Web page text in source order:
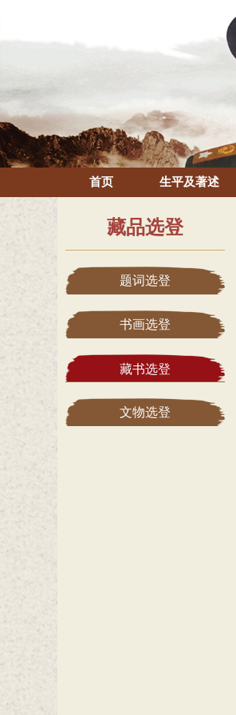
首页 生平及著述
藏品选登
题词选登
书画选登
藏书选登
文物选登